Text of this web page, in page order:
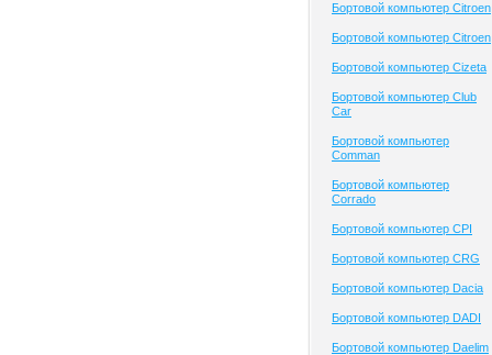
Бортовой компьютер Citroen
Бортовой компьютер Citroen
Бортовой компьютер Cizeta
Бортовой компьютер Club
Сar
Бортовой компьютер
Comman
Бортовой компьютер
Corrado
Бортовой компьютер CPI
Бортовой компьютер CRG
Бортовой компьютер Dacia
Бортовой компьютер DADI
Бортовой компьютер Daelim